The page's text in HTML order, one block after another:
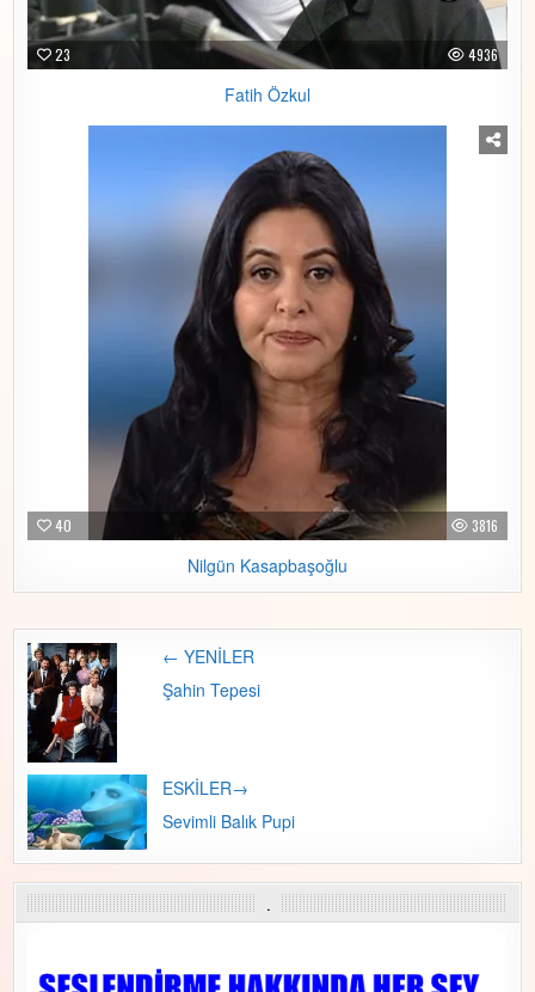
23 4936
Fatih Özkul
40 3816
Nilgün Kasapbaşoğlu
Post navigation
← YENİLER
Şahin Tepesi
ESKİLER→
Sevimli Balık Pupi
.